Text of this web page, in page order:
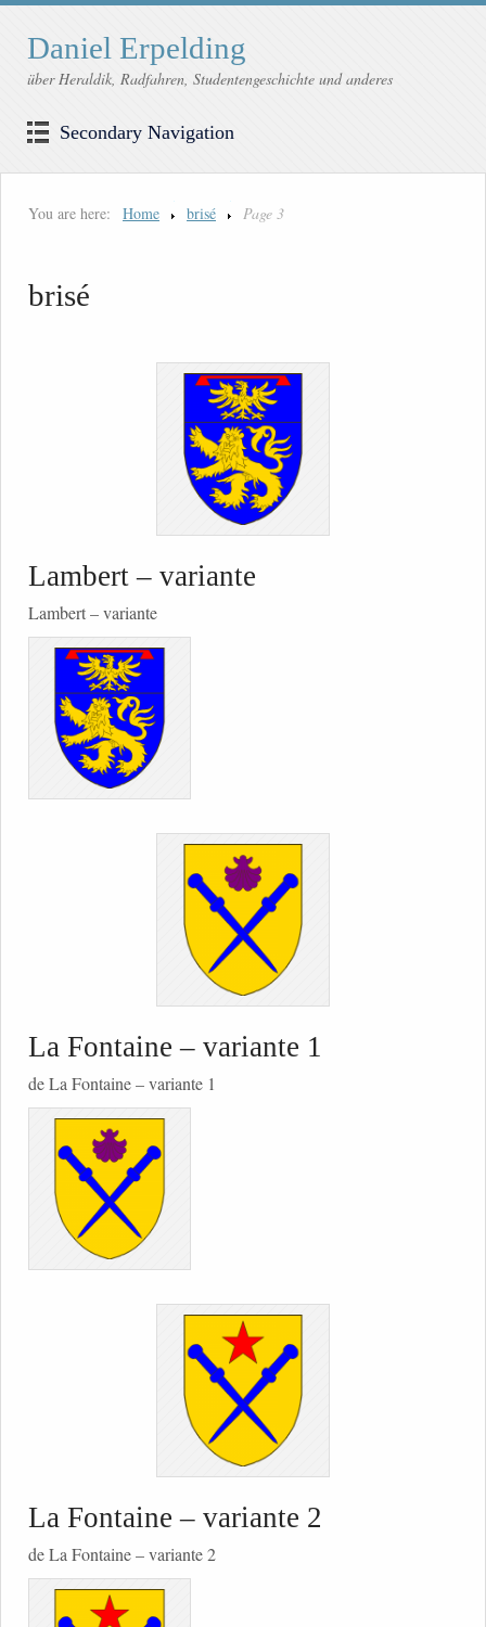
Daniel Erpelding
über Heraldik, Radfahren, Studentengeschichte und anderes
Secondary Navigation
You are here: Home brisé Page 3
brisé
Lambert – variante
Lambert – variante
La Fontaine – variante 1
de La Fontaine – variante 1
La Fontaine – variante 2
de La Fontaine – variante 2